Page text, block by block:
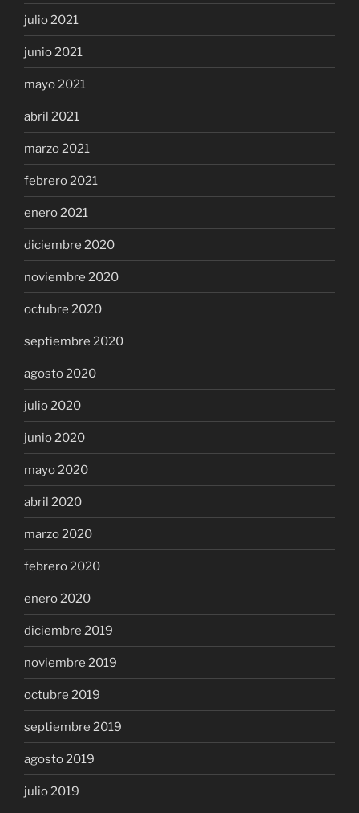
julio 2021
junio 2021
mayo 2021
abril 2021
marzo 2021
febrero 2021
enero 2021
diciembre 2020
noviembre 2020
octubre 2020
septiembre 2020
agosto 2020
julio 2020
junio 2020
mayo 2020
abril 2020
marzo 2020
febrero 2020
enero 2020
diciembre 2019
noviembre 2019
octubre 2019
septiembre 2019
agosto 2019
julio 2019